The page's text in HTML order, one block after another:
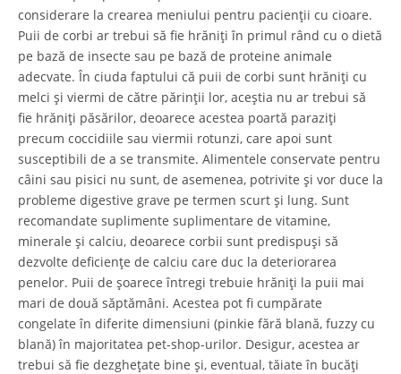
considerare la crearea meniului pentru pacienții cu cioare.
Puii de corbi ar trebui să fie hrăniți în primul rând cu o dietă
pe bază de insecte sau pe bază de proteine ​​animale
adecvate. În ciuda faptului că puii de corbi sunt hrăniți cu
melci și viermi de către părinții lor, aceștia nu ar trebui să
fie hrăniți păsărilor, deoarece acestea poartă paraziți
precum coccidiile sau viermii rotunzi, care apoi sunt
susceptibili de a se transmite. Alimentele conservate pentru
câini sau pisici nu sunt, de asemenea, potrivite și vor duce la
probleme digestive grave pe termen scurt și lung. Sunt
recomandate suplimente suplimentare de vitamine,
minerale și calciu, deoarece corbii sunt predispuși să
dezvolte deficiențe de calciu care duc la deteriorarea
penelor. Puii de șoarece întregi trebuie hrăniți la puii mai
mari de două săptămâni. Acestea pot fi cumpărate
congelate în diferite dimensiuni (pinkie fără blană, fuzzy cu
blană) în majoritatea pet-shop-urilor. Desigur, acestea ar
trebui să fie dezghețate bine și, eventual, tăiate în bucăți